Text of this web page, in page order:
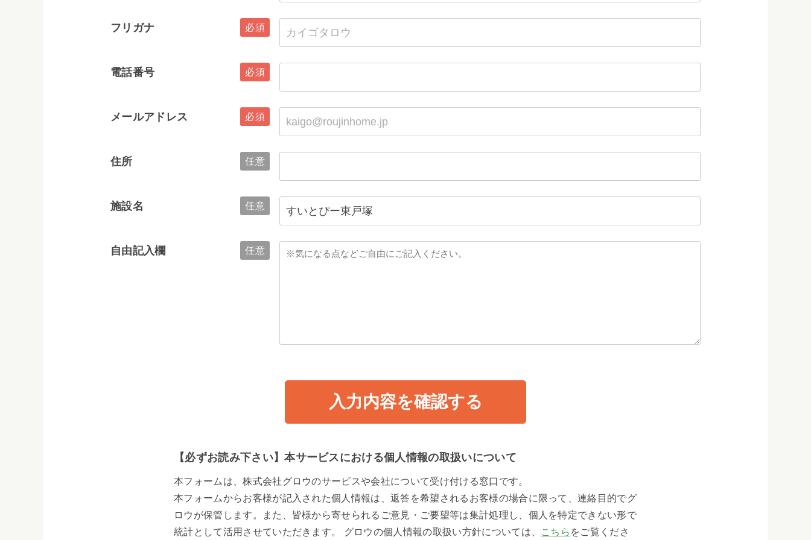
フリガナ
電話番号
メールアドレス
住所
施設名
自由記入欄
【必ずお読み下さい】本サービスにおける個人情報の取扱いについて
本フォームは、株式会社グロウのサービスや会社について受け付ける窓口です。
本フォームからお客様が記入された個人情報は、返答を希望されるお客様の場合に限って、連絡目的でグ
ロウが保管します。また、皆様から寄せられるご意見・ご要望等は集計処理し、個人を特定できない形で
統計として活用させていただきます。 グロウの個人情報の取扱い方針については、
こちら をご覧くださ